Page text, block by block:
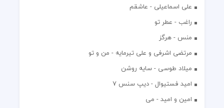
علی اسماعیلی - عاشقم
راغب - عطر تو
منس - هرگز
مرتضی اشرفی و علی تیرمایه - من و تو
میلاد طوسی - سایه روشن
اميد فستيوال - ديپ سنس ۷
امین و امید - می